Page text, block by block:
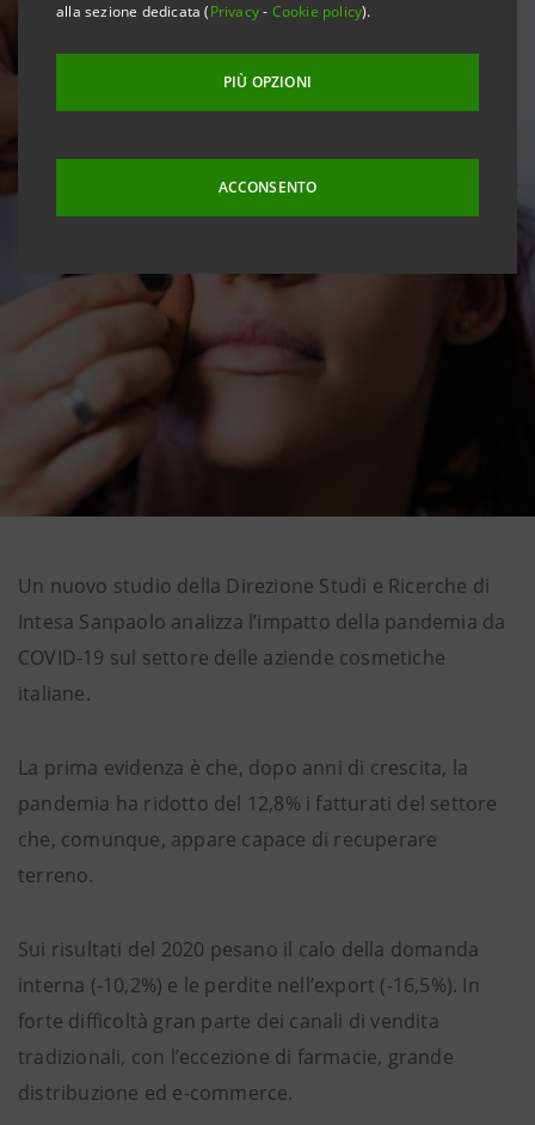
alla sezione dedicata (Privacy- Cookie policy).
PIÙ OPZIONI
ACCONSENTO
Un nuovo studio della Direzione Studi e Ricerche di
Intesa Sanpaolo analizza l’impatto della pandemia da
COVID-19 sul settore delle aziende cosmetiche
italiane.
La prima evidenza è che, dopo anni di crescita, la
pandemia ha ridotto del 12,8% i fatturati del settore
che, comunque, appare capace di recuperare
terreno.
Sui risultati del 2020 pesano il calo della domanda
interna (-10,2%) e le perdite nell’export (-16,5%). In
forte difficoltà gran parte dei canali di vendita
tradizionali, con l’eccezione di farmacie, grande
distribuzione ed e-commerce.